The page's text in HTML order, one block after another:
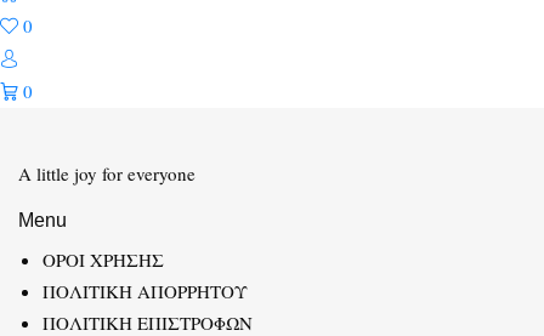
0
0
A little joy for everyone
Menu
ΟΡΟΙ ΧΡΗΣΗΣ
ΠΟΛΙΤΙΚΗ ΑΠΟΡΡΗΤΟΥ
ΠΟΛΙΤΙΚΗ ΕΠΙΣΤΡΟΦΩΝ